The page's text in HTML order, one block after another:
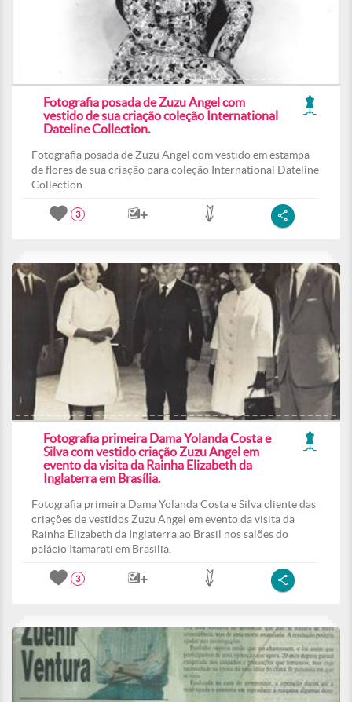
Fotografia posada de Zuzu Angel com
vestido de sua criação coleção International
Dateline Collection.
Fotografia posada de Zuzu Angel com vestido em estampa
de flores de sua criação para coleção International Dateline
Collection.
3
Fotografia primeira Dama Yolanda Costa e
Silva com vestido criação Zuzu Angel em
evento da visita da Rainha Elizabeth da
Inglaterra em Brasília.
Fotografia primeira Dama Yolanda Costa e Silva cliente das
criações de vestidos Zuzu Angel em evento da visita da
Rainha Elizabeth da Inglaterra ao Brasil nos salões do
palácio Itamarati em Brasilia.
3